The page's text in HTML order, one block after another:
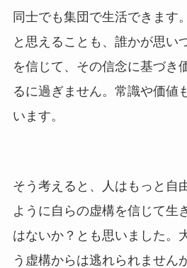
同士でも集団で生活できます
と思えることも、誰かが思い
を信じて、その信念に基づき
るに過ぎません。常識や価値
います。
そう考えると、人はもっと自
ように自らの虚構を信じて生
はないか？とも思いました。
う虚構からは逃れられません